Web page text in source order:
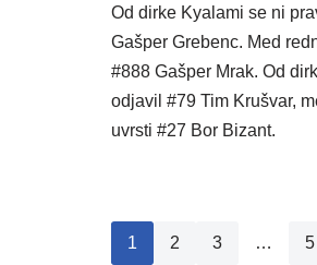
Od dirke Kyalami se ni
Gašper Grebenc. Med
#888 Gašper Mrak. Od
odjavil #79 Tim Krušvar,
uvrsti #27 Bor Bizant.
1 2 3 … 5